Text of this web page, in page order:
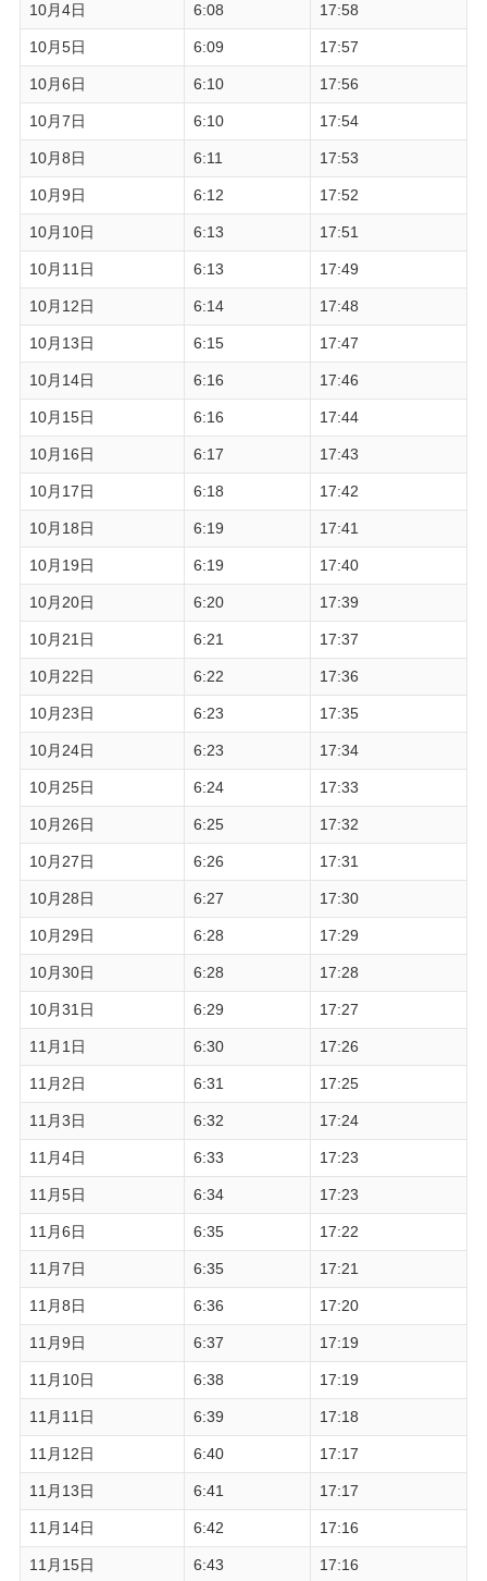
10月4日 6:08 17:58
10月5日 6:09 17:57
10月6日 6:10 17:56
10月7日 6:10 17:54
10月8日 6:11 17:53
10月9日 6:12 17:52
10月10日 6:13 17:51
10月11日 6:13 17:49
10月12日 6:14 17:48
10月13日 6:15 17:47
10月14日 6:16 17:46
10月15日 6:16 17:44
10月16日 6:17 17:43
10月17日 6:18 17:42
10月18日 6:19 17:41
10月19日 6:19 17:40
10月20日 6:20 17:39
10月21日 6:21 17:37
10月22日 6:22 17:36
10月23日 6:23 17:35
10月24日 6:23 17:34
10月25日 6:24 17:33
10月26日 6:25 17:32
10月27日 6:26 17:31
10月28日 6:27 17:30
10月29日 6:28 17:29
10月30日 6:28 17:28
10月31日 6:29 17:27
11月1日 6:30 17:26
11月2日 6:31 17:25
11月3日 6:32 17:24
11月4日 6:33 17:23
11月5日 6:34 17:23
11月6日 6:35 17:22
11月7日 6:35 17:21
11月8日 6:36 17:20
11月9日 6:37 17:19
11月10日 6:38 17:19
11月11日 6:39 17:18
11月12日 6:40 17:17
11月13日 6:41 17:17
11月14日 6:42 17:16
11月15日 6:43 17:16